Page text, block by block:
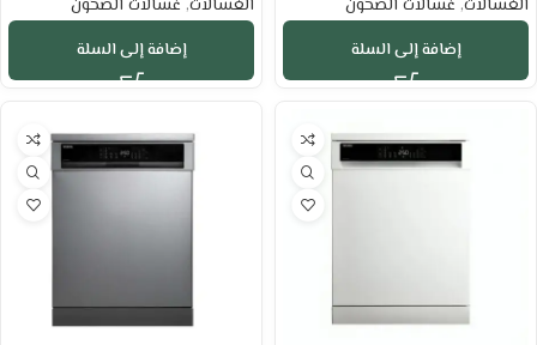
الغسالات, غسالات الصحون
إضافة إلى السلة
الغسالات, غسالات الصحون
إضافة إلى السلة